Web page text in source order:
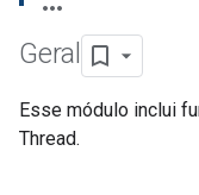
Geral
Esse módulo inclui
Thread.